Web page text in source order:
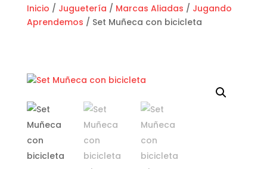
Inicio / Juguetería / Marcas Aliadas / Jugando
Aprendemos / Set Muñeca con bicicleta